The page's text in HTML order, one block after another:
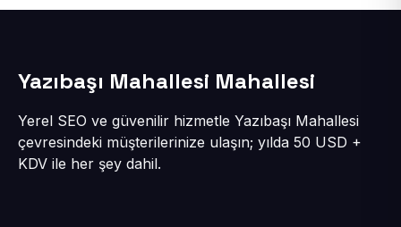
Yazıbaşı Mahallesi Mahallesi
Yerel SEO ve güvenilir hizmetle Yazıbaşı Mahallesi
çevresindeki müşterilerinize ulaşın; yılda 50 USD +
KDV ile her şey dahil.